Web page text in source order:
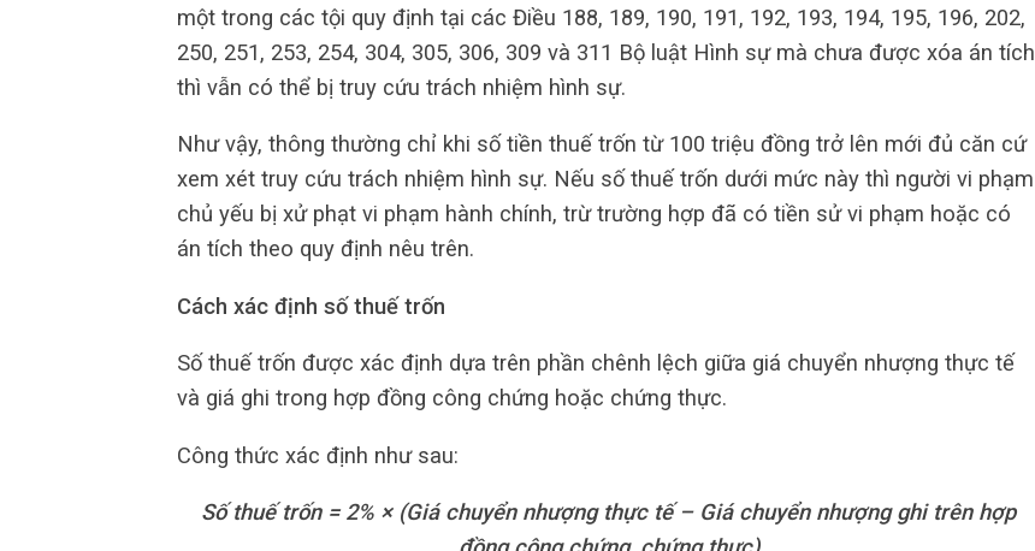
một trong các tội quy định tại các Điều 188, 189, 190, 191, 192, 193, 194, 195, 196, 202,
250, 251, 253, 254, 304, 305, 306, 309 và 311 Bộ luật Hình sự mà chưa được xóa án tích
thì vẫn có thể bị truy cứu trách nhiệm hình sự.
Như vậy, thông thường chỉ khi số tiền thuế trốn từ 100 triệu đồng trở lên mới đủ căn cứ
xem xét truy cứu trách nhiệm hình sự. Nếu số thuế trốn dưới mức này thì người vi phạm
chủ yếu bị xử phạt vi phạm hành chính, trừ trường hợp đã có tiền sử vi phạm hoặc có
án tích theo quy định nêu trên.
Cách xác định số thuế trốn
Số thuế trốn được xác định dựa trên phần chênh lệch giữa giá chuyển nhượng thực tế
và giá ghi trong hợp đồng công chứng hoặc chứng thực.
Công thức xác định như sau:
Số thuế trốn = 2% × (Giá chuyển nhượng thực tế – Giá chuyển nhượng ghi trên hợp